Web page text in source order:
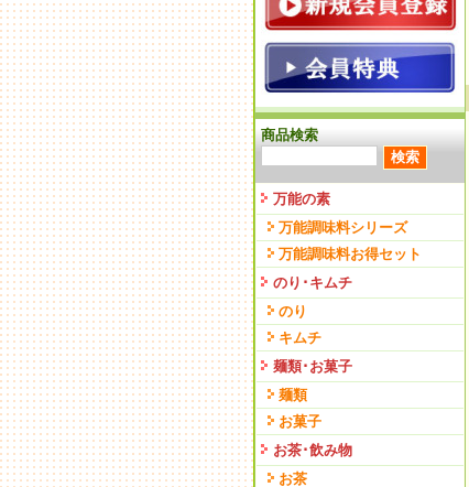
商品検索
万能の素
万能調味料シリーズ
万能調味料お得セット
のり･キムチ
のり
キムチ
麺類･お菓子
麺類
お菓子
お茶･飲み物
お茶